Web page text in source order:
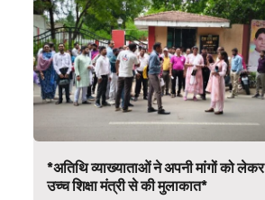
*अतिथि व्याख्याताओं ने अपनी मांगों को लेकर
उच्च शिक्षा मंत्री से की मुलाकात*